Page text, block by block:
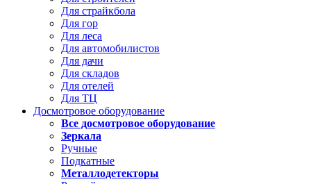
Для страйкбола
Для гор
Для леса
Для автомобилистов
Для дачи
Для складов
Для отелей
Для ТЦ
Досмотровое оборудование
Все досмотровое оборудование
Зеркала
Ручные
Подкатные
Металлодетекторы